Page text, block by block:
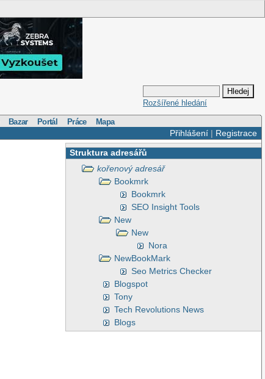
Rozšířené hledání
Bazar Portál Práce Mapa
Přihlášení| Registrace
Struktura adresářů
kořenový adresář
Bookmrk
Bookmrk
SEO Insight Tools
New
New
Nora
NewBookMark
Seo Metrics Checker
Blogspot
Tony
Tech Revolutions News
Blogs